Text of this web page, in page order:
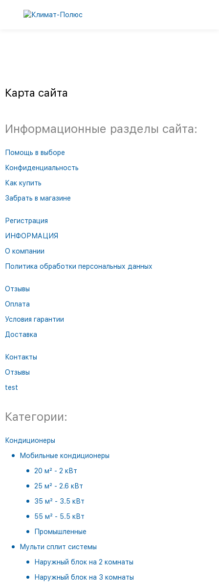
Карта сайта
Информационные разделы сайта:
Помощь в выборе
Конфиденциальность
Как купить
Забрать в магазине
Регистрация
ИНФОРМАЦИЯ
О компании
Политика обработки персональных данных
Отзывы
Оплата
Условия гарантии
Доставка
Контакты
Отзывы
test
Категории:
Кондиционеры
Мобильные кондиционеры
20 м² - 2 кВт
25 м² - 2.6 кВт
35 м² - 3.5 кВт
55 м² - 5.5 кВт
Промышленные
Мульти сплит системы
Наружный блок на 2 комнаты
Наружный блок на 3 комнаты